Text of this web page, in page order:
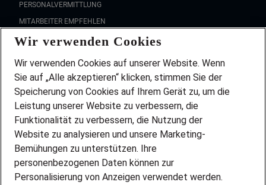
PERSONALVERMITTLUNG
MITARBEITER EMPFEHLEN
FAQ
Wir stellen ein!
DEINE BERUFSGRUPPE
DEINE LEBENSSITUATION
PARTNERSHIP WITH AIRBUS
INITIATIV BEWERBEN
ÜBER UNS
STANDORTE
Wir verwenden Cookies
Wir verwenden Cookies auf unserer Website. Wenn
Sie auf „Alle akzeptieren“ klicken, stimmen Sie der
Speicherung von Cookies auf Ihrem Gerät zu, um die
Leistung unserer Website zu verbessern, die
Funktionalität zu verbessern, die Nutzung der
Website zu analysieren und unsere Marketing-
Bemühungen zu unterstützen. Ihre
personenbezogenen Daten können zur
Personalisierung von Anzeigen verwendet werden.